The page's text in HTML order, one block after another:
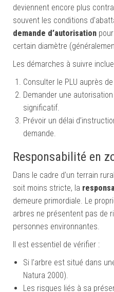
deviennent encore plus
souvent les conditions
demande d’autorisation
certain diamètre
Les démarches à suivre
Consulter le PLU auprès
Demander une
significatif.
Prévoir un délai
demande.
Responsabilité en
Dans le cadre d’un terrain
soit moins stricte, la
demeure primordiale. Le
arbres ne présentent pas de
personnes environnantes.
Il est essentiel de vérifier :
Si l’arbre est situé dans
Natura 2000).
Les risques liés à sa